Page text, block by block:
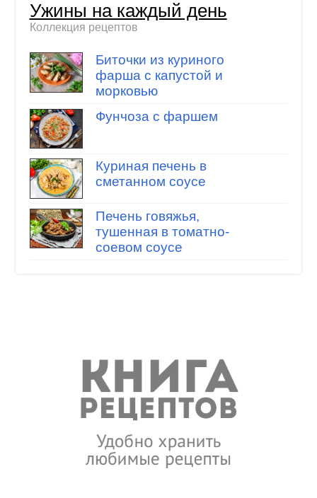
Ужины на каждый день
Коллекция рецептов
Биточки из куриного
фарша с капустой и
морковью
Фунчоза с фаршем
Куриная печень в
сметанном соусе
Печень говяжья,
тушенная в томатно-
соевом соусе